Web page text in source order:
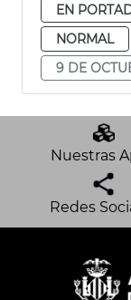
EN
NORMAL
9 DE
Nuestras
Redes